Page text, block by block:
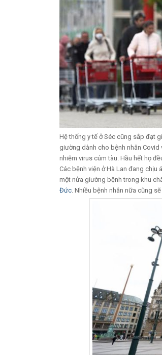
Hệ thống y tế ở Séc cũng sắp đạt
giường dành cho bệnh nhân
nhiễm virus cúm tàu. Hầu hết họ
Các bệnh viện ở Hà Lan đang chịu
một nửa giường bệnh trong khu
Đức . Nhiều bệnh nhân nữa cũng